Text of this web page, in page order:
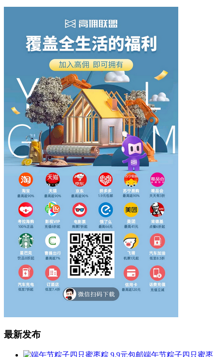
最新发布
端午节粽子四只蜜枣